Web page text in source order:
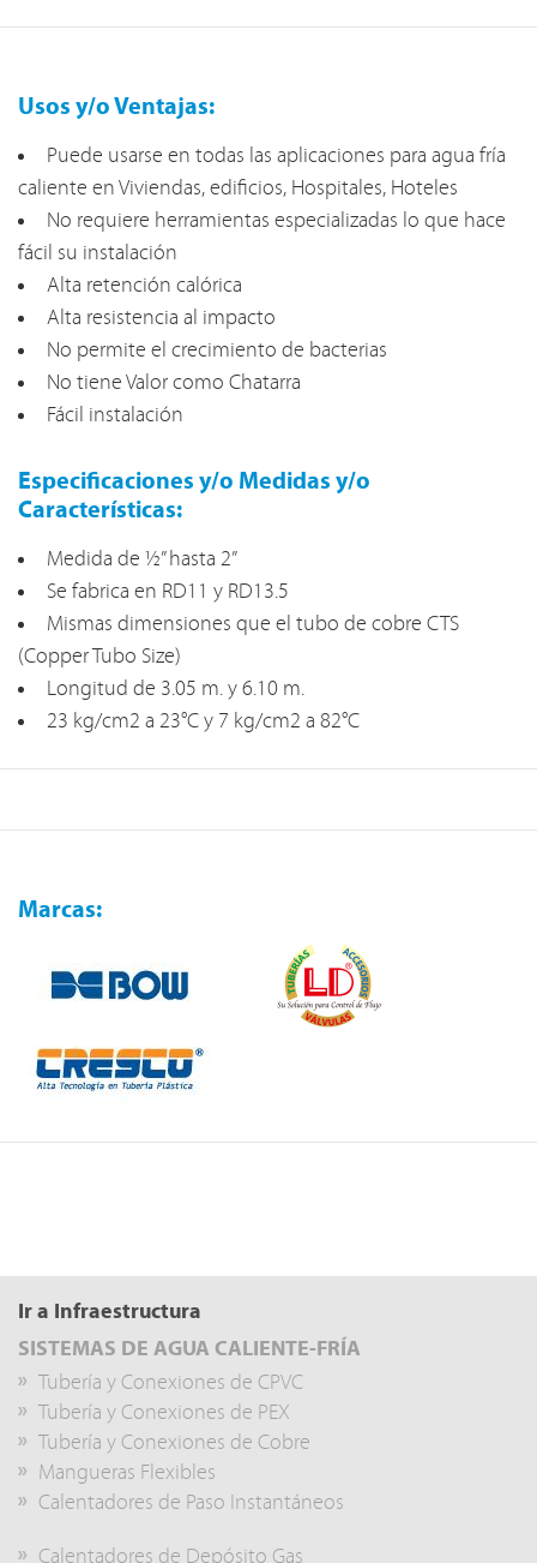
Usos y/o Ventajas:
Puede usarse en todas las aplicaciones para agua fría
caliente en Viviendas, edificios, Hospitales, Hoteles
No requiere herramientas especializadas lo que hace
fácil su instalación
Alta retención calórica
Alta resistencia al impacto
No permite el crecimiento de bacterias
No tiene Valor como Chatarra
Fácil instalación
Especificaciones y/o Medidas y/o
Características:
Medida de ½” hasta 2”
Se fabrica en RD11 y RD13.5
Mismas dimensiones que el tubo de cobre CTS
(Copper Tubo Size)
Longitud de 3.05 m. y 6.10 m.
23 kg/cm2 a 23°C y 7 kg/cm2 a 82°C
Marcas:
Ir a Infraestructura
SISTEMAS DE AGUA CALIENTE-FRÍA
Tubería y Conexiones de CPVC
Tubería y Conexiones de PEX
Tubería y Conexiones de Cobre
Mangueras Flexibles
Calentadores de Paso Instantáneos
Calentadores de Depósito Gas